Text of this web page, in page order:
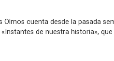
Olmos cuenta desde la pasada
de nuestra historia»,